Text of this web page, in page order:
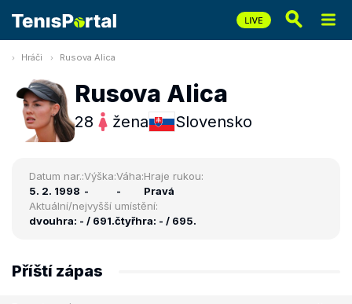
Hráči Rusova Alica
Rusova Alica
28 žena Slovensko
Datum nar.:
5. 2. 1998
Výška:
-
Váha:
-
Hraje rukou:
Pravá
Aktuální/nejvyšší umístění:
dvouhra: - / 691.čtyřhra: - / 695.
Příští zápas